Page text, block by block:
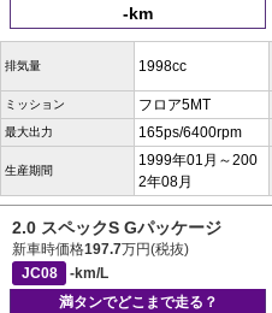
-km
排気量 1998cc
ミッション フロア5MT
最大出力 165ps/6400rpm
生産期間
1999年01月～200
2年08月
2.0 スペックS Gパッケージ
新車時価格197.7万円(税抜)
JC08
-km/L
満タンでどこまで走る？